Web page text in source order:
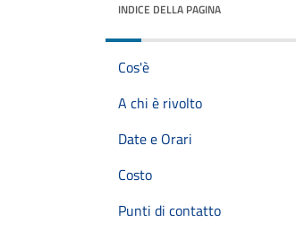
INDICE DELLA PAGINA
Cos'è
A chi è rivolto
Date e Orari
Costo
Punti di contatto